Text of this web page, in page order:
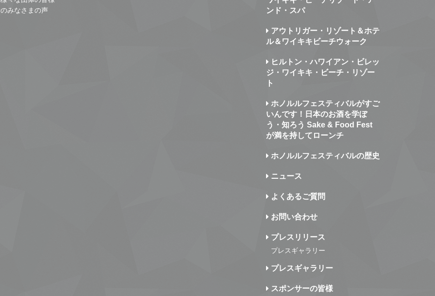
みなさまの声
ンド・スパ
アウトリガー・リゾート＆ホテ
ル＆ワイキキビーチウォーク
ヒルトン・ハワイアン・ビレッ
ジ・ワイキキ・ビーチ・リゾー
ト
ホノルルフェスティバルがすご
いんです！日本のお酒を学ぼ
う・知ろう Sake & Food Fest
が満を持してローンチ
ホノルルフェスティバルの歴史
ニュース
よくあるご質問
お問い合わせ
プレスリリース
プレスギャラリー
プレスギャラリー
スポンサーの皆様